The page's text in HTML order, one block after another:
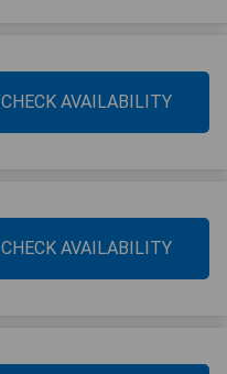
CHECK AVAILABILITY
CHECK AVAILABILITY